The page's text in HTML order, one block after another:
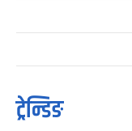
ट्रेन्डिङ